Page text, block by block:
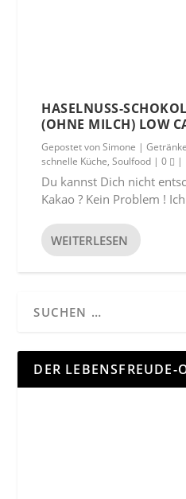
HASELNUSS-
(OHNE MILCH) LOW
Gepostet vonSimone |Getränke
schnelle Küche,Soulfood |0 |
Du kannst Dich nicht
Kakao ? Kein Problem !
WEITERLESEN
DER LEBENSFREUDE-